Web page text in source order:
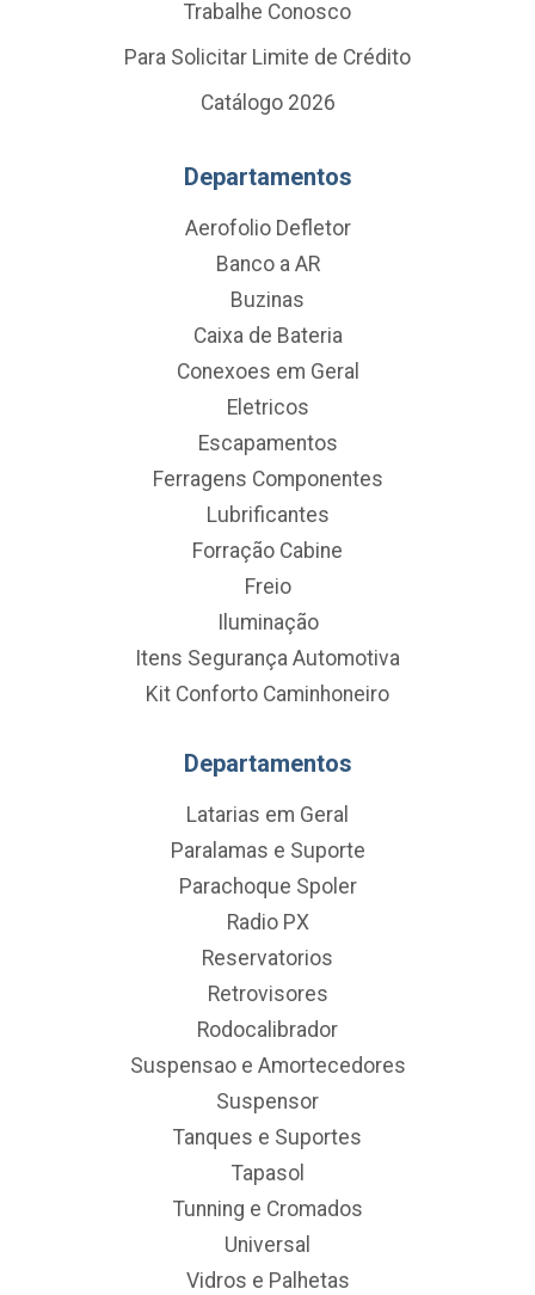
Trabalhe Conosco
Para Solicitar Limite de Crédito
Catálogo 2026
Departamentos
Aerofolio Defletor
Banco a AR
Buzinas
Caixa de Bateria
Conexoes em Geral
Eletricos
Escapamentos
Ferragens Componentes
Lubrificantes
Forração Cabine
Freio
Iluminação
Itens Segurança Automotiva
Kit Conforto Caminhoneiro
Departamentos
Latarias em Geral
Paralamas e Suporte
Parachoque Spoler
Radio PX
Reservatorios
Retrovisores
Rodocalibrador
Suspensao e Amortecedores
Suspensor
Tanques e Suportes
Tapasol
Tunning e Cromados
Universal
Vidros e Palhetas